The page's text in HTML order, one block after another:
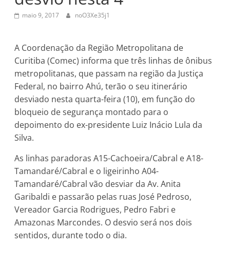
maio 9, 2017 noO3Xe35j1
A Coordenação da Região Metropolitana de
Curitiba (Comec) informa que três linhas de ônibus
metropolitanas, que passam na região da Justiça
Federal, no bairro Ahú, terão o seu itinerário
desviado nesta quarta-feira (10), em função do
bloqueio de segurança montado para o
depoimento do ex-presidente Luiz Inácio Lula da
Silva.
As linhas paradoras A15-Cachoeira/Cabral e A18-
Tamandaré/Cabral e o ligeirinho A04-
Tamandaré/Cabral vão desviar da Av. Anita
Garibaldi e passarão pelas ruas José Pedroso,
Vereador Garcia Rodrigues, Pedro Fabri e
Amazonas Marcondes. O desvio será nos dois
sentidos, durante todo o dia.